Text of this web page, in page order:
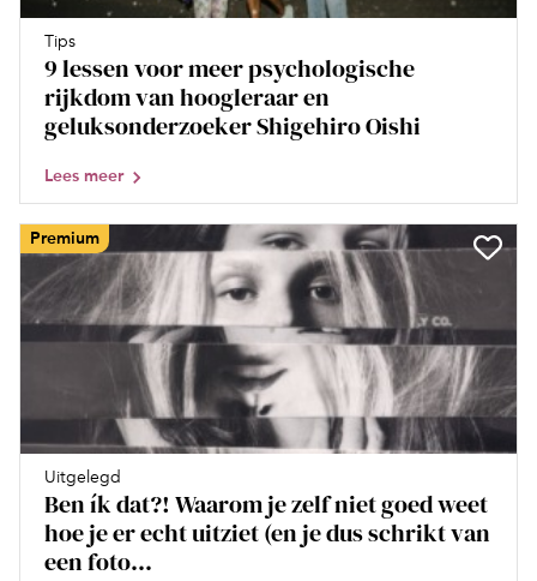
Tips
9 lessen voor meer psychologische
rijkdom van hoogleraar en
geluksonderzoeker Shigehiro Oishi
Lees meer
Premium
Uitgelegd
Ben ík dat?! Waarom je zelf niet goed weet
hoe je er echt uitziet (en je dus schrikt van
een foto...